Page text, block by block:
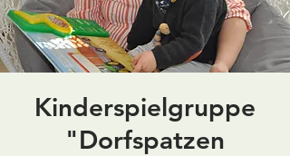
Kinderspielgruppe
"Dorfspatzen